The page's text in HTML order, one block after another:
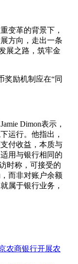
变革的背景下，
方向，走出一条
展之路，筑牢金
奖励机制应在“同
Dimon表示，
运行。他指出，
付收益，本质与
用与银行相同的
时称，可接受的
而非对账户余额
属于银行业务，
农商银行开展农